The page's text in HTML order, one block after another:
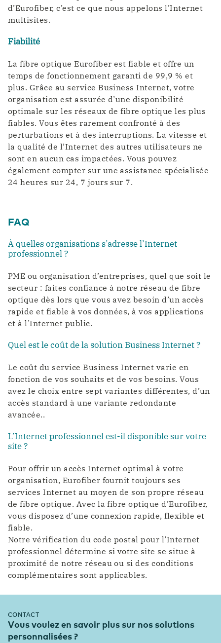
d’Eurofiber, c’est ce que nous appelons l’Internet
multisites.
Fiabilité
La fibre optique Eurofiber est fiable et offre un
temps de fonctionnement garanti de 99,9 % et
plus. Grâce au service Business Internet, votre
organisation est assurée d’une disponibilité
optimale sur les réseaux de fibre optique les plus
fiables. Vous êtes rarement confronté à des
perturbations et à des interruptions. La vitesse et
la qualité de l’Internet des autres utilisateurs ne
sont en aucun cas impactées. Vous pouvez
également compter sur une assistance spécialisée
24 heures sur 24, 7 jours sur 7.
FAQ
À quelles organisations s’adresse l’Internet
professionnel ?
PME ou organisation d’entreprises, quel que soit le
secteur : faites confiance à notre réseau de fibre
optique dès lors que vous avez besoin d’un accès
rapide et fiable à vos données, à vos applications
et à l’Internet public.
Quel est le coût de la solution Business Internet ?
Le coût du service Business Internet varie en
fonction de vos souhaits et de vos besoins. Vous
avez le choix entre sept variantes différentes, d’un
accès standard à une variante redondante
avancée..
L’Internet professionnel est-il disponible sur votre
site ?
Pour offrir un accès Internet optimal à votre
organisation, Eurofiber fournit toujours ses
services Internet au moyen de son propre réseau
de fibre optique. Avec la fibre optique d’Eurofiber,
vous disposez d’une connexion rapide, flexible et
fiable.
Notre vérification du code postal pour l’Internet
professionnel détermine si votre site se situe à
proximité de notre réseau ou si des conditions
complémentaires sont applicables.
CONTACT
Vous voulez en savoir plus sur nos solutions
personnalisées ?